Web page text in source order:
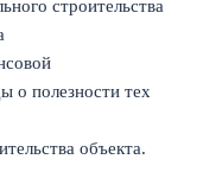
строительства
о полезности тех
объекта.